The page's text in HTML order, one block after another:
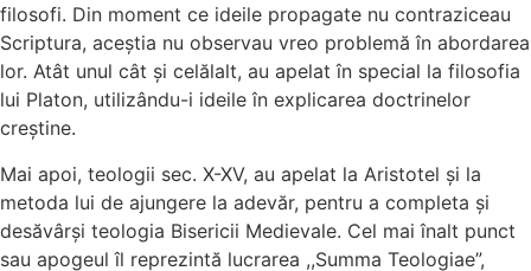
filosofi. Din moment ce ideile propagate nu contraziceau
Scriptura, aceștia nu observau vreo problemă în abordarea
lor. Atât unul cât și celălalt, au apelat în special la filosofia
lui Platon, utilizându-i ideile în explicarea doctrinelor
creștine.
Mai apoi, teologii sec. X-XV, au apelat la Aristotel și la
metoda lui de ajungere la adevăr, pentru a completa și
desăvârși teologia Bisericii Medievale. Cel mai înalt punct
sau apogeul îl reprezintă lucrarea ,,Summa Teologiae”,